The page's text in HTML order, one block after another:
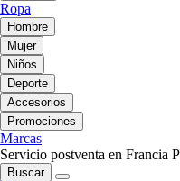
Ropa
Hombre
Mujer
Niños
Deporte
Accesorios
Promociones
Marcas
Servicio postventa en Francia
Buscar